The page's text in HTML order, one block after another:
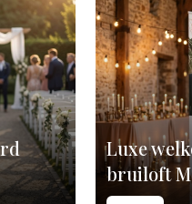
Luxe
bruiloft